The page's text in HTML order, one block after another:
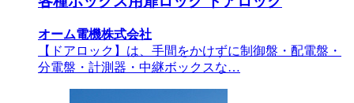
オーム電機株式会社
【ドアロック】は、手間をかけずに制御盤・配電盤・
分電盤・計測器・中継ボックスな…